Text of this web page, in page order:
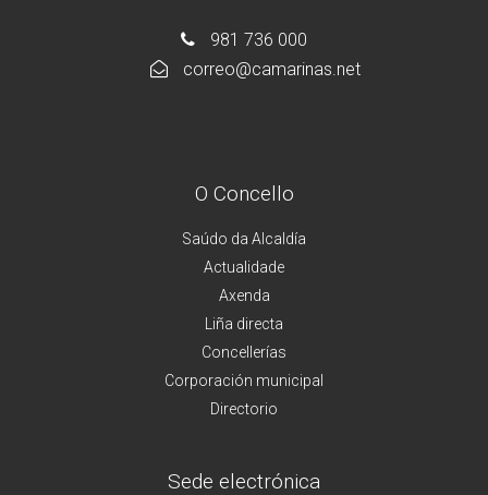
981 736 000
correo@camarinas.net
O Concello
Saúdo da Alcaldía
Actualidade
Axenda
Liña directa
Concellerías
Corporación municipal
Directorio
Sede electrónica